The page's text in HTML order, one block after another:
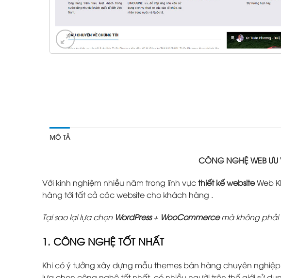
MÔ TẢ
CÔNG NGHỆ WEB ƯU
Với kinh nghiệm nhiều năm trong lĩnh vựcthiết kế websiteWeb
hàng tới tất cả các website cho khách hàng .
Tại sao lại lựa chọn WordPress+ WooCommercemà không phải
1. CÔNG NGHỆ TỐT NHẤT
Khi có ý tưởng xây dựng mẫu themes bán hàng chuyên